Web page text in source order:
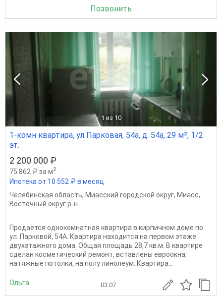
Позвонить
1 из 10
1-комн квартира, ул Парковая, 54а, д. 54а, 29 м², 1/2
эт.
2 200 000 ₽
75 862 ₽ за м2
Ипотека от 10 552 ₽ в месяц
Челябинская область, Миасский городской округ, Миасс,
Восточный округ р-н
Продаётся однокомнатная квартира в кирпичном доме по
ул. Парковой, 54А. Квартира находится на первом этаже
двухэтажного дома. Общая площадь 28,7 кв.м. В квартире
сделан косметический ремонт, вставлены евроокна,
натяжные потолки, на полу линолеум. Квартира...
Ольга 03.07